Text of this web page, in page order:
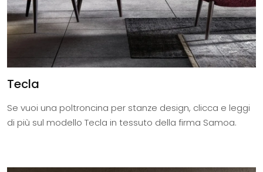
Tecla
Se vuoi una poltroncina per stanze design, clicca e leggi
di più sul modello Tecla in tessuto della firma Samoa.